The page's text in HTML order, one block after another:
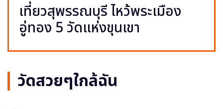
เที่ยวสุพรรณบุรี ไหว้พระเมือง
อู่ทอง 5 วัดแห่งขุนเขา
วัดสวยๆใกล้ฉัน